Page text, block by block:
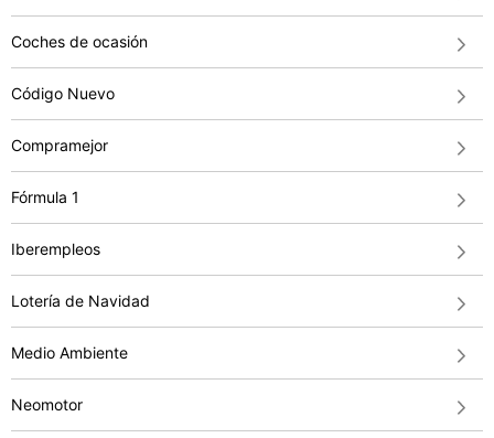
Coches de ocasión
Código Nuevo
Compramejor
Fórmula 1
Iberempleos
Lotería de Navidad
Medio Ambiente
Neomotor